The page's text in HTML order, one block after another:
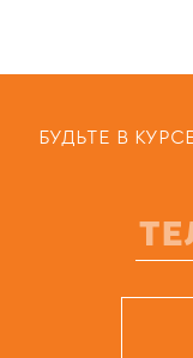
БУДЬТЕ В